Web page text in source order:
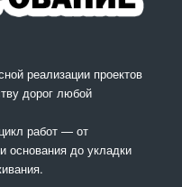
реализации проектов
дорог любой
работ — от
основания до укладки